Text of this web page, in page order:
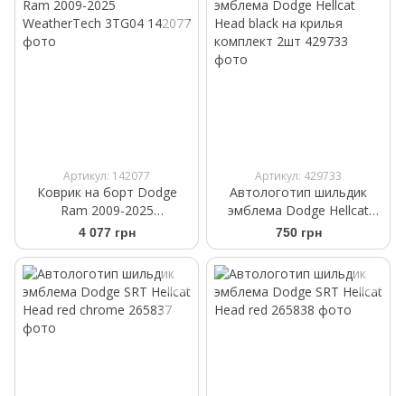
Артикул: 142077
Коврик на борт Dodge
Ram 2009-2025
WeatherTech 3TG04
4 077 грн
Артикул: 429733
Автологотип шильдик
эмблема Dodge Hellcat
Head black на крилья
комплект 2шт
750 грн